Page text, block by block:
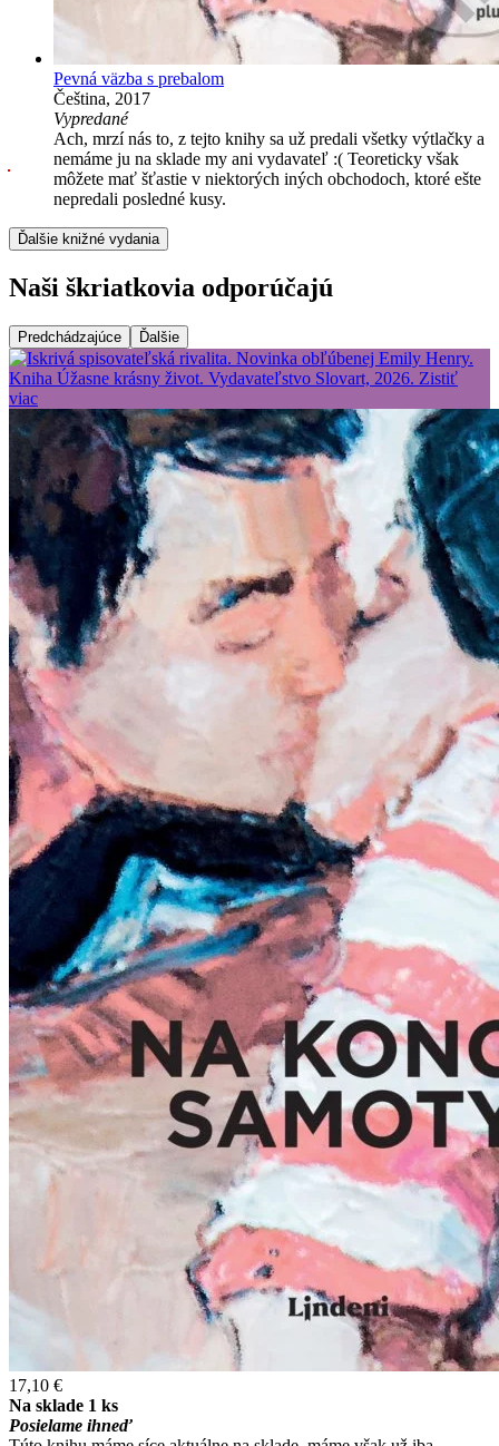
Pevná väzba s prebalom
Čeština, 2017
Vypredané
Ach, mrzí nás to, z tejto knihy sa už predali všetky výtlačky a
nemáme ju na sklade my ani vydavateľ :( Teoreticky však
môžete mať šťastie v niektorých iných obchodoch, ktoré ešte
nepredali posledné kusy.
Ďalšie knižné vydania
Naši škriatkovia odporúčajú
Predchádzajúce Ďalšie
17,10 €
Na sklade 1 ks
Posielame ihneď